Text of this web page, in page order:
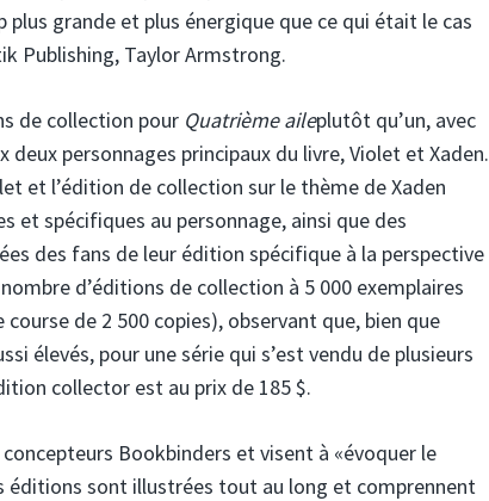
plus grande et plus énergique que ce qui était le cas
Publishing, Taylor Armstrong.
de collection pour Quatrième aileplutôt qu’un, avec
personnages principaux du livre, Violet et Xaden.
et l’édition de collection sur le thème de Xaden
et spécifiques au personnage, ainsi que des
des fans de leur édition spécifique à la perspective
d’éditions de collection à 5 000 exemplaires
course de 2 500 copies), observant que, bien que
élevés, pour une série qui s’est vendu de plusieurs
collector est au prix de 185 $.
Bookbinders et visent à «évoquer le
éditions sont illustrées tout au long et comprennent